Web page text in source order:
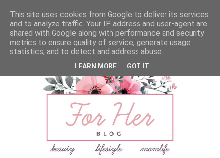
This site uses cookies from Google to deliver its services
and to analyze traffic. Your IP address and user-agent are
shared with Google along with performance and security
metrics to ensure quality of service, generate usage
statistics, and to detect and address abuse.
LEARN MORE GOT IT